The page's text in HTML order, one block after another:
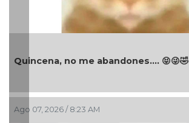
Quincena, no me abandones.... 😝😜🤣
Ago 07, 2026 / 8:23 AM